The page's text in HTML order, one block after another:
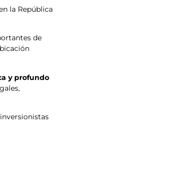
la República
de
y profundo